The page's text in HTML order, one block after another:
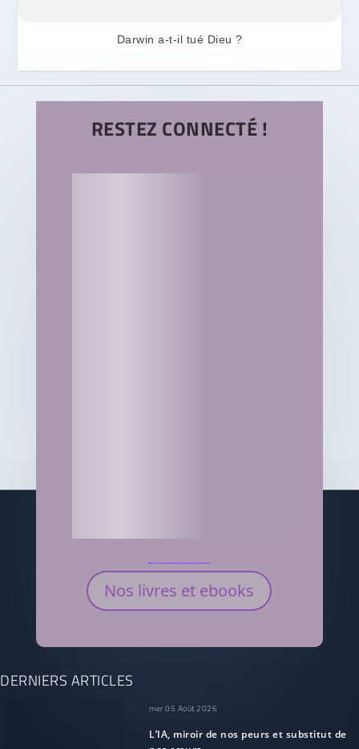
Darwin a-t-il tué Dieu ?
RESTEZ CONNECTÉ !
Nos livres et ebooks
DERNIERS ARTICLES
mer 05 Août 2026
L’IA, miroir de nos peurs et substitut de